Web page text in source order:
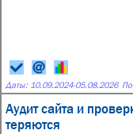
Даты: 10.09.2024-05.08.2026
Аудит сайта и
теряются